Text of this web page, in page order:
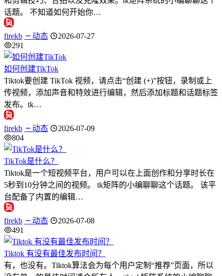
话题。 不知道如何开始你…
firekb 动态
2026-07-27
291
如何创建TikTok
Tiktok要创建 TikTok 视频，请点击“创建 (+)”按钮，录制或上
传视频，添加声音和特效进行编辑，然后添加标题和话题标签
发布。tk…
firekb 动态
2026-07-09
804
TikTok是什么？
Tiktok是一个短视频平台，用户可以在上面创作和分享时长在
5秒到10分钟之间的视频。 tk矩阵的小编聊聊这个话题。 该平
台配备了内置的编辑…
firekb 动态
2026-07-08
491
Tiktok 有没有最佳发布时间？
有，也没有。Tiktok算法会为每个用户定制“推荐”页面，所以